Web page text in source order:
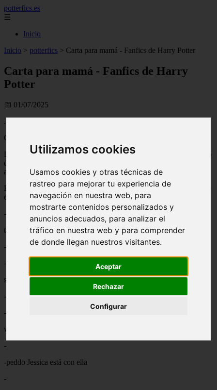
Utilizamos cookies
Usamos cookies y otras técnicas de
rastreo para mejorar tu experiencia de
navegación en nuestra web, para
mostrarte contenidos personalizados y
anuncios adecuados, para analizar el
tráfico en nuestra web y para comprender
de donde llegan nuestros visitantes.
Aceptar
Rechazar
Configurar
potterfics.es
☰
Inicio
Inicio > potterfics > Carta para mamá - Fanfics de Harry Potter
Carta para mamá - Fanfics de Harry
Potter
📅 01/07/2025
.-.-.-.-.-.-.
Carta para mamá
La habitación estaba a oscuras. Afuera una luz del pasillo se prendió
dejando ver ases de luz entre el piso de madera y la puerta de
acceso.
El sonido sordo de unos pasos resonaron lejanos y luego lentamente
cercanos a la puerta.
-mamá
taddadas mucho?
- era la voz de un niño.
-no cariño
sólo leeré el correo
- la voz de una mujer se escuchó tras la puerta
- no me hagas esa carita David
vé a jugar con Mac
-
-peddo Jessica está con ella
-